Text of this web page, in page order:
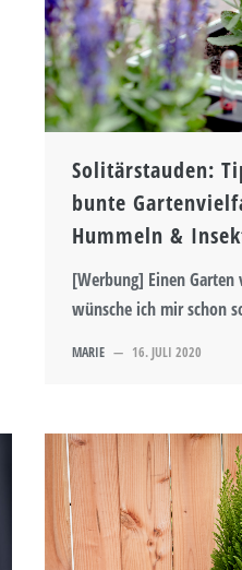
Solitärstauden:
bunte
Hummeln &
[Werbung] Einen
wünsche ich mir schon
MARIE — 16. JULI 2020